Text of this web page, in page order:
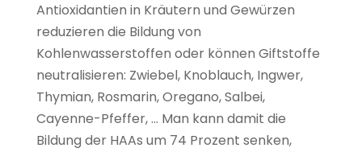
Antioxidantien in Kräutern und Gewürzen
reduzieren die Bildung von
Kohlenwasserstoffen oder können Giftstoffe
neutralisieren: Zwiebel, Knoblauch, Ingwer,
Thymian, Rosmarin, Oregano, Salbei,
Cayenne-Pfeffer, … Man kann damit die
Bildung der HAAs um 74 Prozent senken,